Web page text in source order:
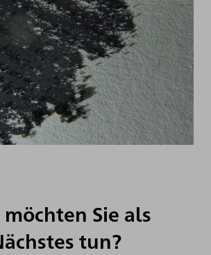
möchten Sie als
tun?